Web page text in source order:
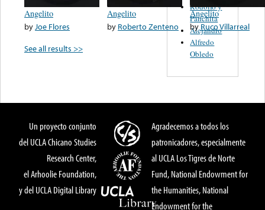
Angelito
byJoe Flores
Angelito
by Roberto Zenteno
Angelito
byRuco Villarreal
See all results >>
Rodolfo y
Panchita
Alejandro
Alfredo
Obledo
Un proyecto conjunto
del UCLA Chicano Studies
Research Center,
el Arhoolie Foundation,
y del UCLA Digital Library
Agradecemos a todos los
patronicadores, especialmente
al UCLA Los Tigres de Norte
Fund, National Endowment for
the Humanities, National
Endowment for the